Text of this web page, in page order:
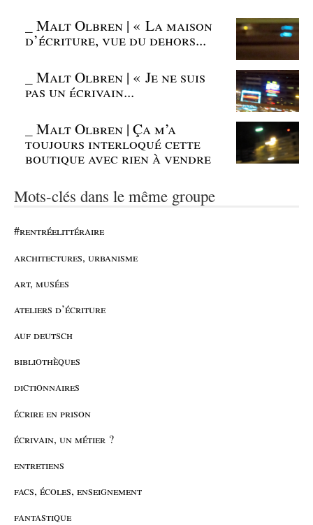
_Malt Olbren | « La maison
d’écriture, vue du dehors...
_Malt Olbren | « Je ne suis
pas un écrivain...
_Malt Olbren | Ça m’a
toujours interloqué cette
boutique avec rien à vendre
Mots-clés dans le même groupe
#rentréelittéraire
architectures, urbanisme
art, musées
ateliers d’écriture
auf deutsch
bibliothèques
dictionnaires
écrire en prison
écrivain, un métier ?
entretiens
facs, écoles, enseignement
fantastique